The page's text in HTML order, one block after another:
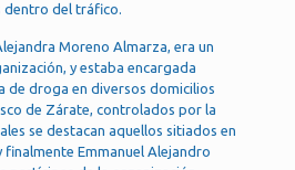
dentro del tráfico.
Moreno Almarza, era un
y estaba encargada
de droga en diversos domicilios
de Zárate, controlados por la
se destacan aquellos sitiados en
finalmente Emmanuel Alejandro